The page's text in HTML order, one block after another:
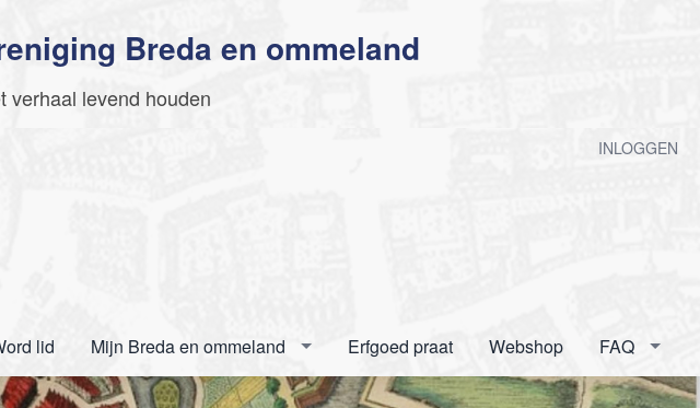
Breda en ommeland
verhaal levend houden
INLOGGEN
lid Mijn Breda en ommeland Erfgoed praat Webshop FAQ